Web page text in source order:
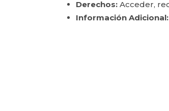
Derechos: Acceder,
Información Adicional: